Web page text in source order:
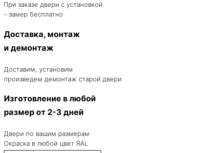
При заказе двери с установкой
- замер бесплатно
Доставка, монтаж
и демонтаж
Доставим, установим
произведем демонтаж старой двери
Изготовление в любой
размер от 2-3 дней
Двери по вашим размерам
Окраска в любой цвет RAL